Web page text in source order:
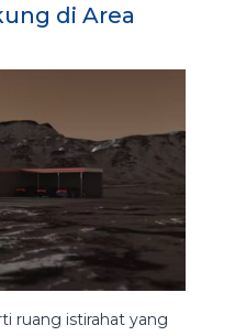
di Area
ruang istirahat yang